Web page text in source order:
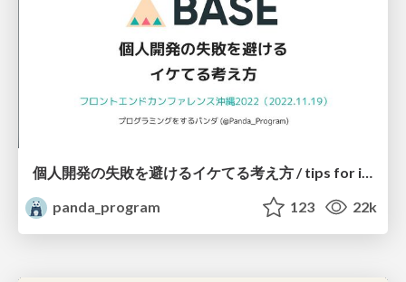
個人開発の失敗を避けるイケてる考え方 / tips for indie hackers
panda_program
123 22k